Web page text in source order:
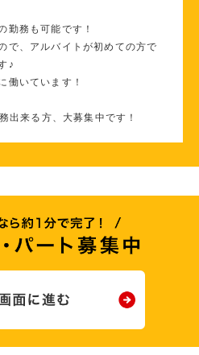
勤務も可能です！
で、アルバイトが初めての方で
♪
働いています！
出来る方、大募集中です！